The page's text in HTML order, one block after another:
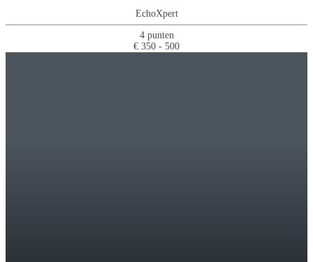
EchoXpert
4 punten
€ 350 - 500